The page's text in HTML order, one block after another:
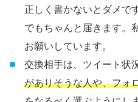
正しく書かないとダメで
でもちゃんと届きます。
お願いしています。
交換相手は、ツイート状
がありそうな人や、フォ